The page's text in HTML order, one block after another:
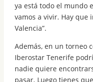
ya está todo el mundo
vamos a vivir. Hay que
Valencia”.
Además, en un torneo
Iberostar Tenerife
nadie quiere
pasar. Luego tienes